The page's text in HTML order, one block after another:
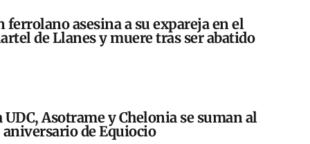
ferrolano asesina a su expareja en el
de Llanes y muere tras ser abatido
UDC, Asotrame y Chelonia se suman al
aniversario de Equiocio